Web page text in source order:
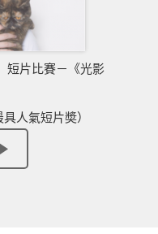
短片比賽－《光影
人氣短片奬）